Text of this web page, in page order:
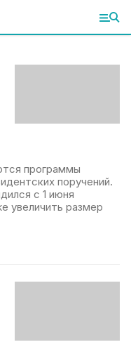
программы
поручений.
с 1 июня
увеличить размер